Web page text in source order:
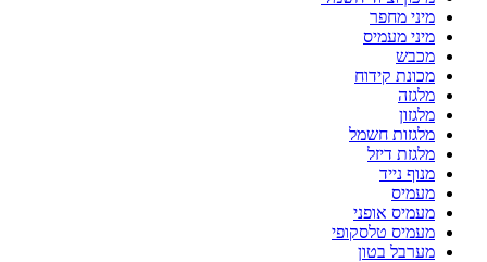
מיני מחפר
מיני מעמיס
מכבש
מכונת קידוח
מלגזה
מלגזון
מלגזות חשמל
מלגזת דיזל
מנוף נייד
מעמיס
מעמיס אופני
מעמיס טלסקופי
מערבל בטון